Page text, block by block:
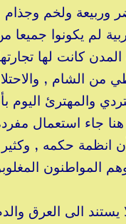
وربيعة ولخم وجذام
لم يكونوا
المدن كانت لها
من الشام ,
والمهترئ
جاء استعمال
انظمة حكمه ,
المواطنون
يستند الى العرق